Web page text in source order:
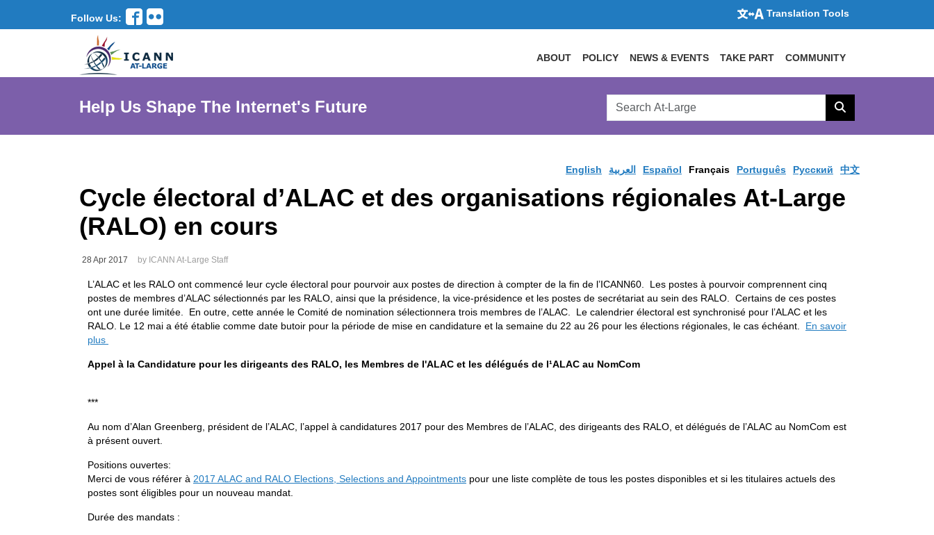
Follow Us: Translation Tools
ABOUT POLICY NEWS & EVENTS TAKE PART COMMUNITY
Help Us Shape The Internet's Future
Search
AtLarge
Search
English العربية Español Français Português Pусский 中文
Cycle électoral d’ALAC et des organisations régionales At-Large
(RALO) en cours
28 Apr 2017 by ICANN At-Large Staff
L’ALAC et les RALO ont commencé leur cycle électoral pour pourvoir aux postes de direction à compter de la fin de l’ICANN60. Les postes à pourvoir comprennent cinq
postes de membres d’ALAC sélectionnés par les RALO, ainsi que la présidence, la vice-présidence et les postes de secrétariat au sein des RALO. Certains de ces postes
ont une durée limitée. En outre, cette année le Comité de nomination sélectionnera trois membres de l’ALAC. Le calendrier électoral est synchronisé pour l’ALAC et les
RALO. Le 12 mai a été établie comme date butoir pour la période de mise en candidature et la semaine du 22 au 26 pour les élections régionales, le cas échéant. En savoir
plus
Appel à la Candidature pour les dirigeants des RALO, les Membres de l'ALAC et les délégués de l¹ALAC au NomCom
***
Au nom d’Alan Greenberg, président de l’ALAC, l’appel à candidatures 2017 pour des Membres de l’ALAC, des dirigeants des RALO, et délégués de l’ALAC au NomCom est
à présent ouvert.
Positions ouvertes:
Merci de vous référer à 2017 ALAC and RALO Elections, Selections and Appointments pour une liste complète de tous les postes disponibles et si les titulaires actuels des
postes sont éligibles pour un nouveau mandat.
Durée des mandats :